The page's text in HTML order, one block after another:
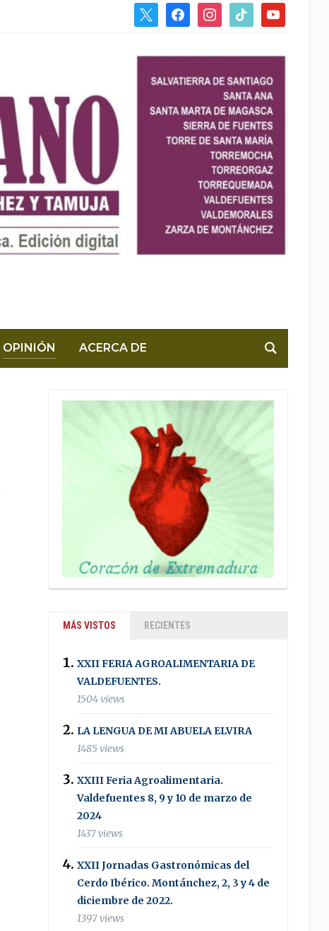
facebookinstagram
tiktok youtube
OPINIÓN ACERCA DE
MÁS VISTOS RECIENTES
XXII FERIA AGROALIMENTARIA DE
VALDEFUENTES.
1504 views
LA LENGUA DE MI ABUELA ELVIRA
1485 views
XXIII Feria Agroalimentaria.
Valdefuentes 8, 9 y 10 de marzo de
2024
1437 views
XXII Jornadas Gastronómicas del
Cerdo Ibérico. Montánchez, 2, 3 y 4 de
diciembre de 2022.
1397 views